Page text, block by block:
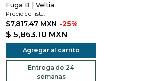
Fuga B | Veltia
Precio de lista:
$7,817.47 MXN -25%
$ 5,863.10 MXN
Agregar al carrito
Entrega de 24
semanas